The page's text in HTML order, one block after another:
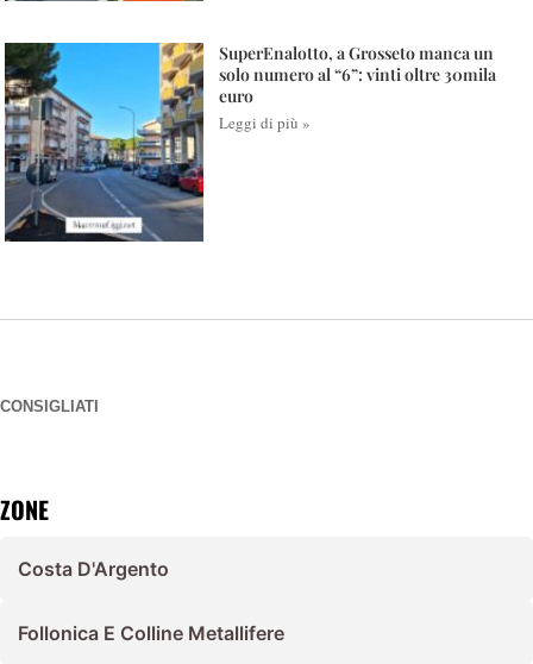
SuperEnalotto, a Grosseto manca un
solo numero al “6”: vinti oltre 30mila
euro
Leggi di più »
CONSIGLIATI
ZONE
Costa D'Argento
Follonica E Colline Metallifere